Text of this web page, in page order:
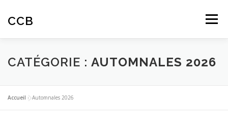
contenu
CCB Menu
ACTUALITES CINÉ-CLUB AUTOMNALES
ARTICLES AVIS SPECTATEURS
CATÉGORIE : AUTOMNALES 2026
Accueil »Automnales 2026